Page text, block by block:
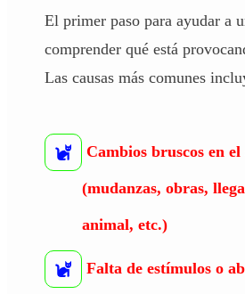
El primer paso para ayudar a
comprender qué está
Las causas más comunes
Cambios bruscos en
(mudanzas, obras,
animal, etc.)
Falta de estímulos o